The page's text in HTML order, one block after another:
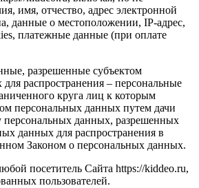
имя, отчество, адрес электронной
данные о местоположении, IP-адрес,
платежные данные (при оплате
разрешенные субъектом
распространения – персональные
круга лиц к которым
персональных данных путем дачи
персональных данных, разрешенных
данных для распространения в
Законом о персональных данных.
посетитель Сайта https://kiddeo.ru,
пользователей.